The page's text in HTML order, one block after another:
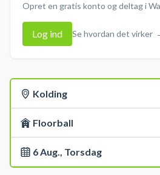
Opret en gratis konto og deltag i
Log ind Se hvordan det virker
Kolding
Floorball
6 Aug., Torsdag